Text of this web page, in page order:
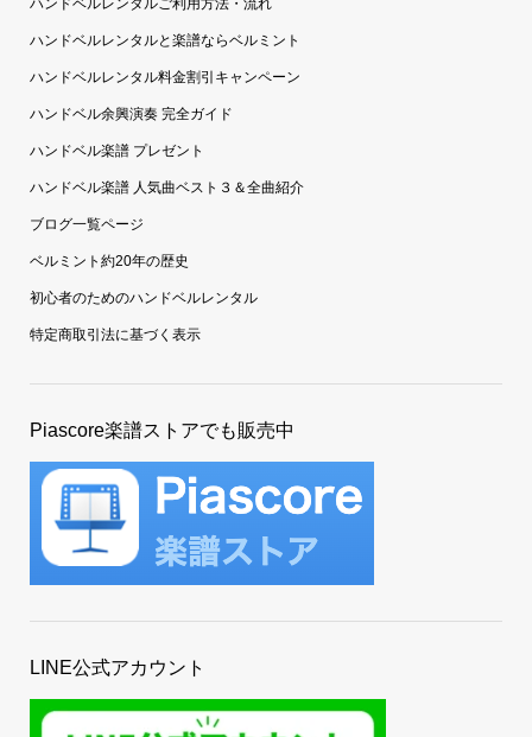
ハンドベルレンタルと楽譜ならベルミント
ハンドベルレンタル料金割引キャンペーン
ハンドベル余興演奏 完全ガイド
ハンドベル楽譜 プレゼント
ハンドベル楽譜 人気曲ベスト３＆全曲紹介
ブログ一覧ページ
ベルミント約20年の歴史
初心者のためのハンドベルレンタル
特定商取引法に基づく表示
Piascore楽譜ストアでも販売中
LINE公式アカウント